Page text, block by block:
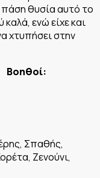
πάση θυσία αυτό το
ενώ είχε και
χτυπήσει στην
Βοηθοί:
Σπαθής,
Ζενούνι,